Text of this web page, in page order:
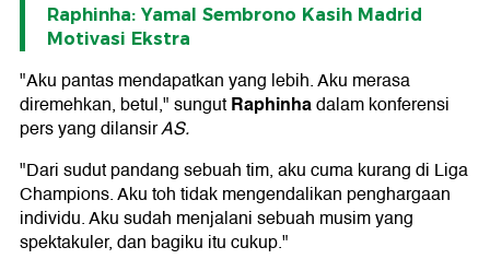
Raphinha: Yamal Sembrono Kasih Madrid
Motivasi Ekstra
"Aku pantas mendapatkan yang lebih. Aku merasa
diremehkan, betul," sungutRaphinhadalam konferensi
pers yang dilansirAS.
"Dari sudut pandang sebuah tim, aku cuma kurang di Liga
Champions. Aku toh tidak mengendalikan penghargaan
individu. Aku sudah menjalani sebuah musim yang
spektakuler, dan bagiku itu cukup."